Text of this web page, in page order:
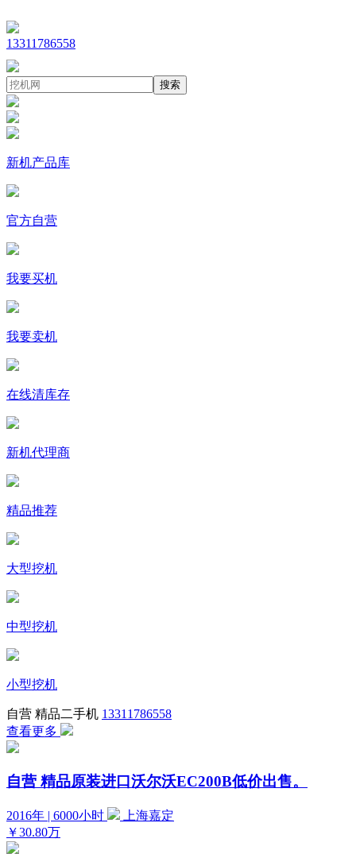
13311786558
搜索
新机产品库
官方自营
我要买机
我要卖机
在线清库存
新机代理商
精品推荐
大型挖机
中型挖机
小型挖机
自营 精品二手机 13311786558
查看更多
自营 精品原装进口沃尔沃EC200B低价出售。
2016年 | 6000小时
上海嘉定
￥30.80万